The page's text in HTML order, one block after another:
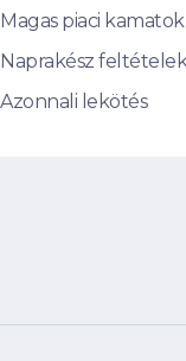
Magas piaci kamatok
Naprakész feltételek
Azonnali lekötés